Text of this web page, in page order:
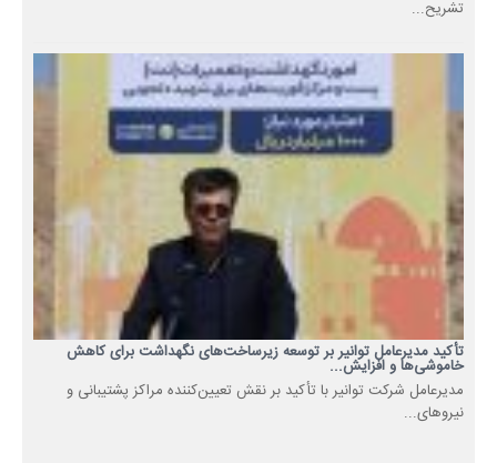
تشریح...
تأکید مدیرعامل توانیر بر توسعه زیرساخت‌های نگهداشت برای کاهش
خاموشی‌ها و افزایش...
مدیرعامل شرکت توانیر با تأکید بر نقش تعیین‌کننده مراکز پشتیبانی و
نیروهای...